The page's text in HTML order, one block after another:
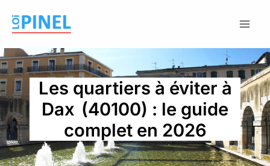
Les quartiers à éviter à
Dax (40100) : le guide
complet en 2026